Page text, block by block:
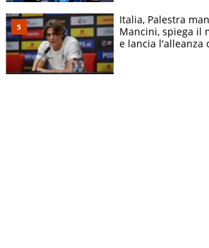
Italia, Palestra
Mancini, spiega il
e lancia l'alleanza